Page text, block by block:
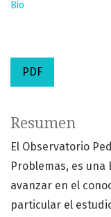
Bio
PDF
Resumen
El Observatorio
Problemas, es
avanzar en el
particular el